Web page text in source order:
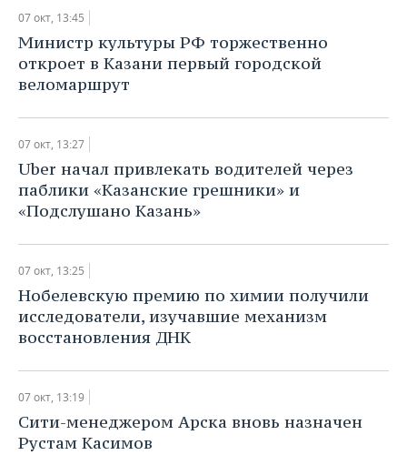
ХОККЕЙ С МЯЧОМ
ПРОИСШЕСТВИЯ
07 окт, 13:45
​Министр культуры РФ торжественно
откроет в Казани первый городской
веломаршрут
07 окт, 13:27
​Uber начал привлекать водителей через
паблики «Казанские грешники» и
«Подслушано Казань»
07 окт, 13:25
Нобелевскую премию по химии получили
исследователи, изучавшие механизм
восстановления ДНК
07 окт, 13:19
Сити-менеджером Арска вновь назначен
Рустам Касимов